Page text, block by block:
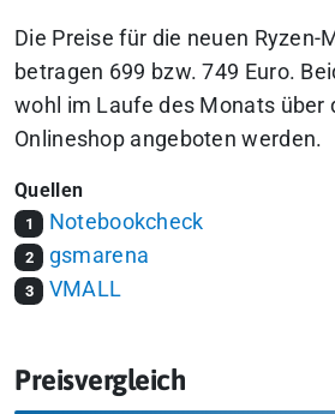
Die Preise für die neuen Ryzen-
betragen 699 bzw. 749 Euro.
wohl im Laufe des Monats über
Onlineshop angeboten werden.
Quellen
1 Notebookcheck
2 gsmarena
3 VMALL
Preisvergleich